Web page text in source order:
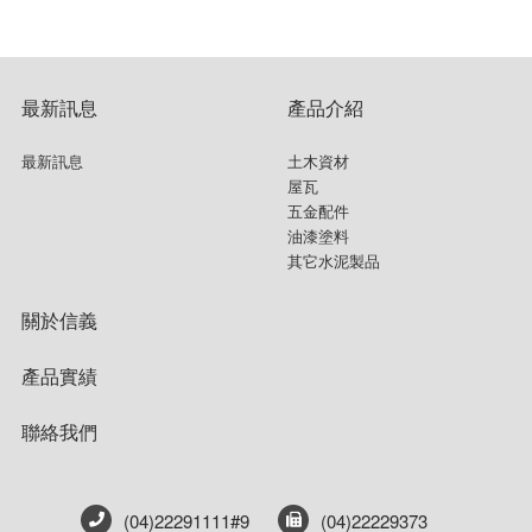
最新訊息
最新訊息
產品介紹
土木資材
屋瓦
五金配件
油漆塗料
其它水泥製品
關於信義
產品實績
聯絡我們
(04)22291111#9 (04)22229373